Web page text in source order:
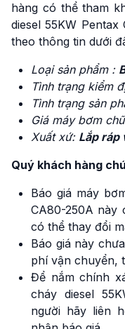
hàng có thể tham
diesel 55KW
theo thông tin dưới
Loại sản phẩm :
Tình trạng kiểm
Tình trạng sản
Giá máy bơm
Xuất xứ: Lắp ráp
Quý khách hàng
Báo giá máy
CA80-250A này
có thể thay đổi
Báo giá này
phí vận chuyển,
Để nắm chính
cháy diesel
người hãy liên